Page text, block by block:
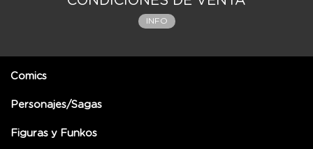
INFO
Comics
Personajes/Sagas
Figuras y Funkos